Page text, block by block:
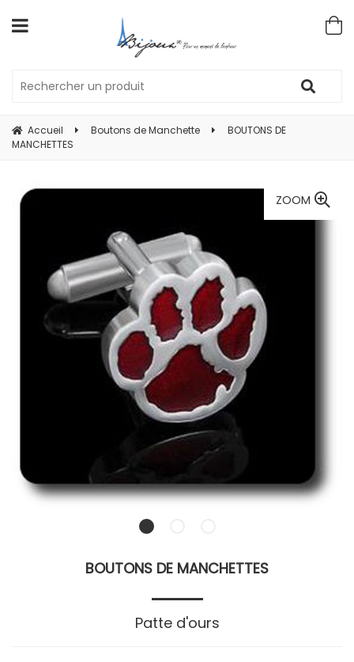
Accueil Boutons de Manchette
BOUTONS DE
MANCHETTES
ZOOM
BOUTONS DE MANCHETTES
Patte d'ours